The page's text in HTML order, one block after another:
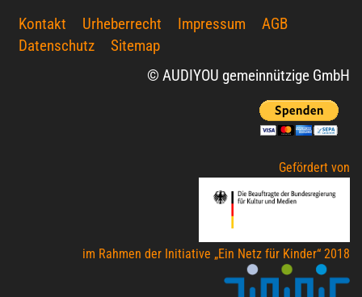
Kontakt Urheberrecht Impressum
AGB
Datenschutz
Sitemap
© AUDIYOU gemeinnützige GmbH
Gefördert von
im Rahmen der Initiative „Ein Netz für Kinder“ 2018